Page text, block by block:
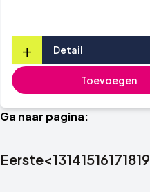
+ Detail
Toevoegen
Ga naar pagina:
Eerste<13141516171819